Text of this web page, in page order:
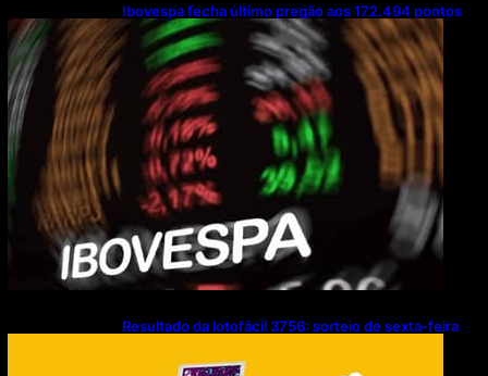
Ibovespa fecha último pregão aos 172.494 pontos
Resultado da lotofácil 3756: sorteio de sexta-feira